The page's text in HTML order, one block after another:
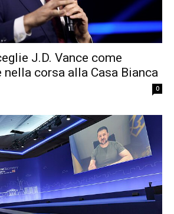
J.D. Vance come
corsa alla Casa Bianca
0